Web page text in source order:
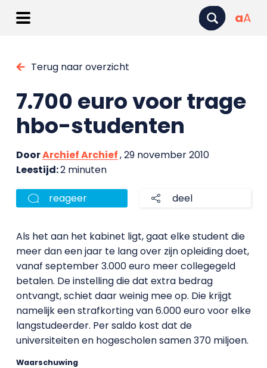
aA
Terug naar overzicht
7.700 euro voor trage
hbo-studenten
DoorArchief Archief, 29 november 2010
Leestijd:2 minuten
reageer deel
Als het aan het kabinet ligt, gaat elke student die
meer dan een jaar te lang over zijn opleiding doet,
vanaf september 3.000 euro meer collegegeld
betalen. De instelling die dat extra bedrag
ontvangt, schiet daar weinig mee op. Die krijgt
namelijk een strafkorting van 6.000 euro voor elke
langstudeerder. Per saldo kost dat de
universiteiten en hogescholen samen 370 miljoen.
Waarschuwing